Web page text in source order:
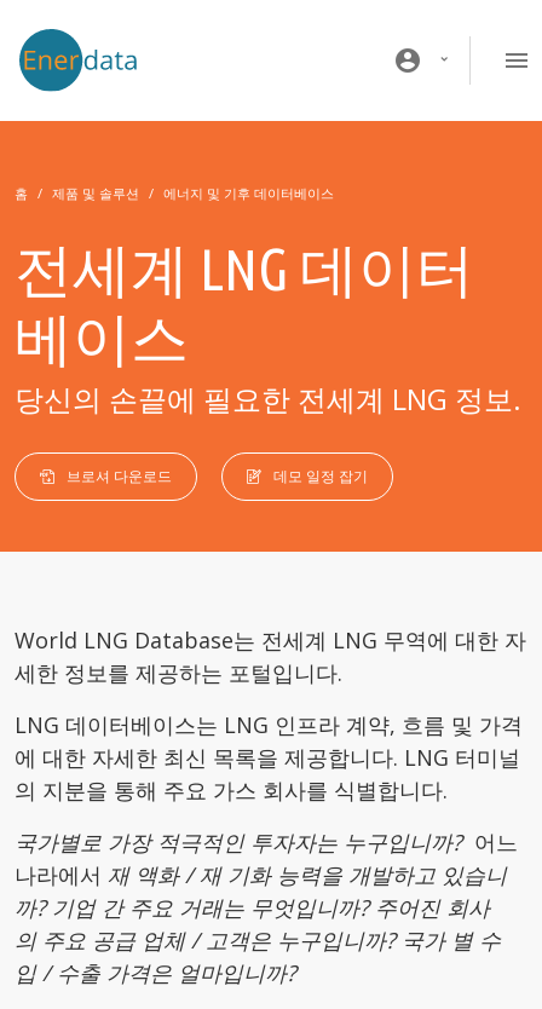
account_circle
홈 제품 및 솔루션 에너지 및 기후 데이터베이스
전세계 LNG 데이터
베이스
당신의 손끝에 필요한 전세계 LNG 정보.
브로셔 다운로드 데모 일정 잡기
World LNG Database는 전세계 LNG 무역에 대한 자
세한 정보를 제공하는 포털입니다.
LNG 데이터베이스는 LNG 인프라 계약, 흐름 및 가격
에 대한 자세한 최신 목록을 제공합니다. LNG 터미널
의 지분을 통해 주요 가스 회사를 식별합니다.
국가별로 가장 적극적인 투자자는 누구입니까?어느
나라에서 재 액화/재 기화 능력을 개발하고 있습니
까? 기업 간 주요 거래는 무엇입니까? 주어진 회사
의 주요 공급 업체/고객은 누구입니까? 국가 별 수
입/수출 가격은 얼마입니까?